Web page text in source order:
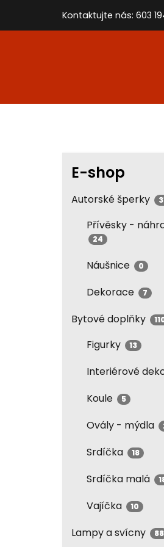
Kontaktujte nás: 603
E-shop
Autorské šperky
Přívěsky -
24
Náušnice 0
Dekorace 7
Bytové doplňky
Figurky 13
Interiérové
Koule 5
Ovály - mýdla
Srdíčka 18
Srdíčka malá
Vajíčka 10
Lampy a svícny 88